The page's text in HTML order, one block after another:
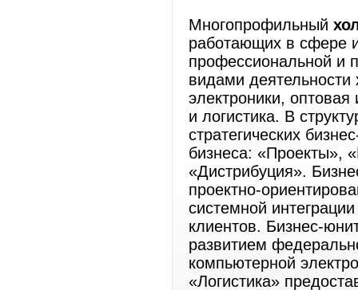
Многопрофильный
работающих в сфере
профессиональной и
видами деятельности
электроники, оптовая
и логистика. В
стратегических
бизнеса: «Проекты»,
«Дистрибуция».
проектно-
системной
клиентов. Бизнес-
развитием
компьютерной
«Логистика»